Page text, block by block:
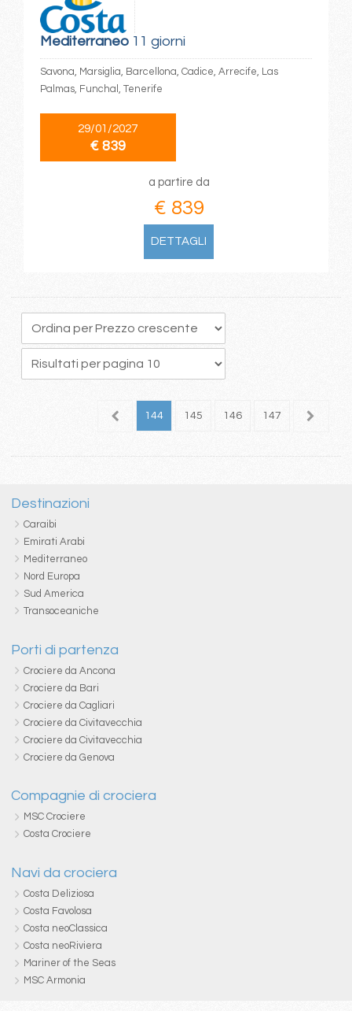
Mediterraneo11 giorni
Savona, Marsiglia, Barcellona, Cadice, Arrecife, Las
Palmas, Funchal, Tenerife
29/01/2027
€ 839
a partire da
€ 839
DETTAGLI
143 144 145 146 147 148
Destinazioni
Caraibi
Emirati Arabi
Mediterraneo
Nord Europa
Sud America
Transoceaniche
Porti di partenza
Crociere da Ancona
Crociere da Bari
Crociere da Cagliari
Crociere da Civitavecchia
Crociere da Civitavecchia
Crociere da Genova
Compagnie di crociera
MSC Crociere
Costa Crociere
Navi da crociera
Costa Deliziosa
Costa Favolosa
Costa neoClassica
Costa neoRiviera
Mariner of the Seas
MSC Armonia